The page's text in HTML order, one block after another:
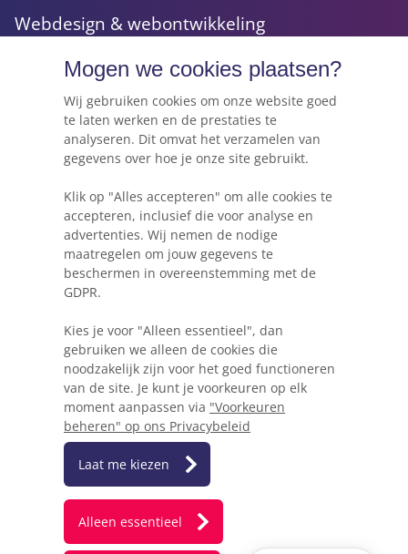
Webdesign & webontwikkeling
Online marketing & advies
Hosting, e-mail & domeinnamen
Webkracht's blog
5 dingen die je moet weten voordat je een
website gaat beginnen
Waarom Wordpress niet altijd de beste keuze
is voor je project
Heb ik een herontwerp of herbouw van mijn
website nodig?
Hoe mobielvriendelijk is jouw website?
Algemene voorwaarden
Privacyverklaring
Disclaimer
Mogen we cookies plaatsen?
Wij gebruiken cookies om onze website goed
te laten werken en de prestaties te
analyseren. Dit omvat het verzamelen van
gegevens over hoe je onze site gebruikt.
Klik op "Alles accepteren" om alle cookies te
accepteren, inclusief die voor analyse en
advertenties. Wij nemen de nodige
maatregelen om jouw gegevens te
beschermen in overeenstemming met de
GDPR.
Kies je voor "Alleen essentieel", dan
gebruiken we alleen de cookies die
noodzakelijk zijn voor het goed functioneren
van de site. Je kunt je voorkeuren op elk
moment aanpassen via "Voorkeuren
beheren" op ons Privacybeleid
Laat me kiezen
Alleen essentieel